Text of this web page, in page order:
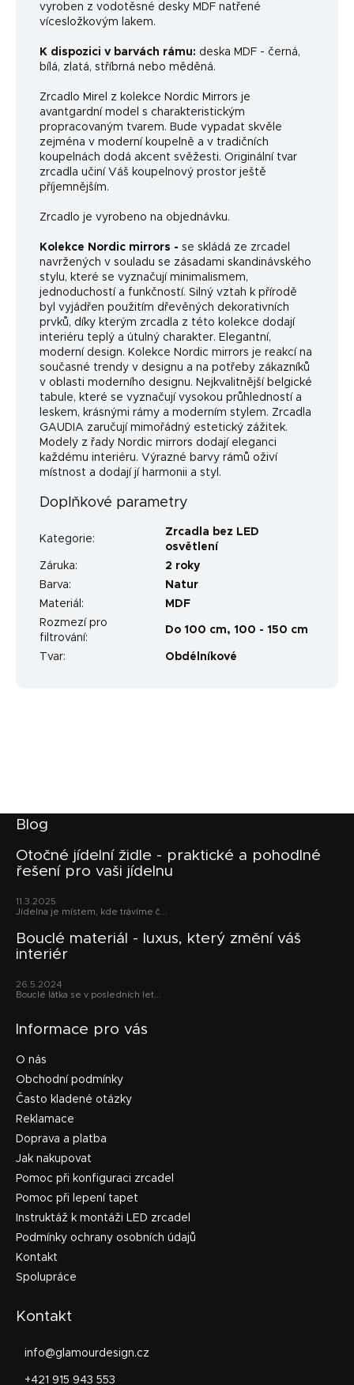
vyroben z vodotěsné desky MDF natřené
vícesložkovým lakem.
K dispozici v barvách rámu: deska MDF - černá,
bílá, zlatá, stříbrná nebo měděná.
Zrcadlo Mirel z kolekce Nordic Mirrors je
avantgardní model s charakteristickým
propracovaným tvarem. Bude vypadat skvěle
zejména v moderní koupelně a v tradičních
koupelnách dodá akcent svěžesti. Originální tvar
zrcadla učiní Váš koupelnový prostor ještě
příjemnějším.
Zrcadlo je vyrobeno na objednávku.
Kolekce Nordic mirrors - se skládá ze zrcadel
navržených v souladu se zásadami skandinávského
stylu, které se vyznačují minimalismem,
jednoduchostí a funkčností. Silný vztah k přírodě
byl vyjádřen použitím dřevěných dekorativních
prvků, díky kterým zrcadla z této kolekce dodají
interiéru teplý a útulný charakter. Elegantní,
moderní design. Kolekce Nordic mirrors je reakcí na
současné trendy v designu a na potřeby zákazníků
v oblasti moderního designu. Nejkvalitnější belgické
tabule, které se vyznačují vysokou průhledností a
leskem, krásnými rámy a moderním stylem. Zrcadla
GAUDIA zaručují mimořádný estetický zážitek.
Modely z řady Nordic mirrors dodají eleganci
každému interiéru. Výrazné barvy rámů oživí
místnost a dodají jí harmonii a styl.
Doplňkové parametry
Kategorie:
Zrcadla bez LED
osvětlení
Záruka:
2 roky
Barva:
Natur
Materiál :
MDF
Rozmezí pro
filtrování:
Do 100 cm, 100 - 150 cm
Tvar: Obdélníkové
Blog
Otočné jídelní židle - praktické a pohodlné
řešení pro vaši jídelnu
11.3.2025
Jídelna je místem, kde trávíme č...
Bouclé materiál - luxus, který změní váš
interiér
26.5.2024
Bouclé látka se v posledních let...
Informace pro vás
O nás
Obchodní podmínky
Často kladené otázky
Reklamace
Doprava a platba
Jak nakupovat
Pomoc při konfiguraci zrcadel
Pomoc při lepení tapet
Instruktáž k montáži LED zrcadel
Podmínky ochrany osobních údajů
Kontakt
Spolupráce
Kontakt
info@glamourdesign.cz
+421 915 943 553